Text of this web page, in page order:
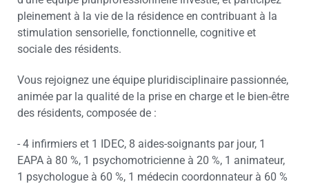
pleinement à la vie de la résidence en contribuant à la
stimulation sensorielle, fonctionnelle, cognitive et
sociale des résidents.
Vous rejoignez une équipe pluridisciplinaire passionnée,
animée par la qualité de la prise en charge et le bien-être
des résidents, composée de :
- 4 infirmiers et 1 IDEC, 8 aides-soignants par jour, 1
EAPA à 80 %, 1 psychomotricienne à 20 %, 1 animateur,
1 psychologue à 60 %, 1 médecin coordonnateur à 60 %